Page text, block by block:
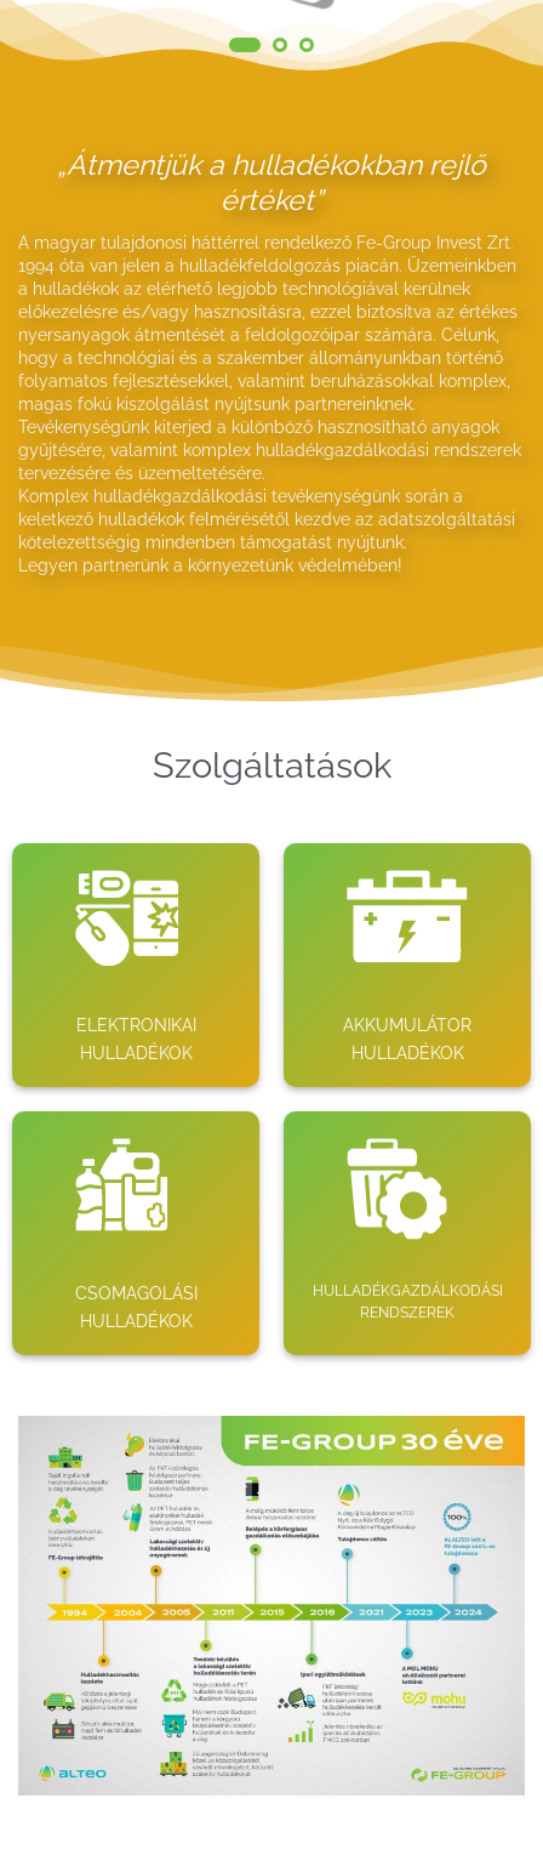
„Átmentjük a hulladékokban rejlő
értéket”
A magyar tulajdonosi háttérrel rendelkező Fe-Group Invest Zrt.
1994 óta van jelen a hulladékfeldolgozás piacán. Üzemeinkben
a hulladékok az elérhető legjobb technológiával kerülnek
előkezelésre és/vagy hasznosításra, ezzel biztosítva az értékes
nyersanyagok átmentését a feldolgozóipar számára. Célunk,
hogy a technológiai és a szakember állományunkban történő
folyamatos fejlesztésekkel, valamint beruházásokkal komplex,
magas fokú kiszolgálást nyújtsunk partnereinknek.
Tevékenységünk kiterjed a különböző hasznosítható anyagok
gyűjtésére, valamint komplex hulladékgazdálkodási rendszerek
tervezésére és üzemeltetésére.
Komplex hulladékgazdálkodási tevékenységünk során a
keletkező hulladékok felmérésétől kezdve az adatszolgáltatási
kötelezettségig mindenben támogatást nyújtunk.
Legyen partnerünk a környezetünk védelmében!
Szolgáltatások
ELEKTRONIKAI
HULLADÉKOK
AKKUMULÁTOR
HULLADÉKOK
CSOMAGOLÁSI
HULLADÉKOK
HULLADÉKGAZDÁLKODÁSI
RENDSZEREK